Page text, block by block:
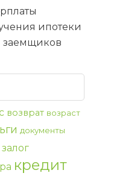
ипотеки
заемщиков
возврат возраст
документы
залог
кредит